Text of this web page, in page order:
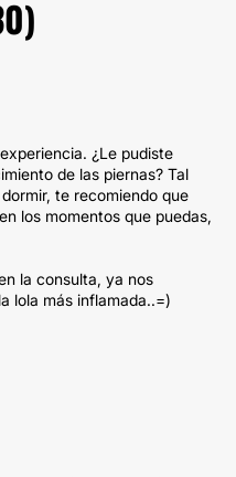
)
¿Le pudiste
de las piernas? Tal
te recomiendo que
los momentos que puedas,
la consulta, ya nos
lola más inflamada..=)